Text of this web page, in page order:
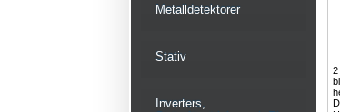
Metalldetektorer
Stativ
Inverters,
2